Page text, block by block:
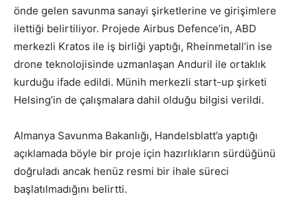
önde gelen savunma sanayi şirketlerine ve girişimlere
ilettiği belirtiliyor. Projede Airbus Defence’in, ABD
merkezli Kratos ile iş birliği yaptığı, Rheinmetall’in ise
drone teknolojisinde uzmanlaşan Anduril ile ortaklık
kurduğu ifade edildi. Münih merkezli start-up şirketi
Helsing’in de çalışmalara dahil olduğu bilgisi verildi.
Almanya Savunma Bakanlığı, Handelsblatt’a yaptığı
açıklamada böyle bir proje için hazırlıkların sürdüğünü
doğruladı ancak henüz resmi bir ihale süreci
başlatılmadığını belirtti.